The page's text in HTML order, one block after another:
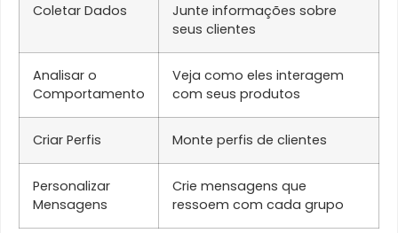
Coletar Dados
Junte informações sobre
seus clientes
Analisar o
Comportamento
Veja como eles interagem
com seus produtos
Criar Perfis Monte perfis de clientes
Personalizar
Mensagens
Crie mensagens que
ressoem com cada grupo